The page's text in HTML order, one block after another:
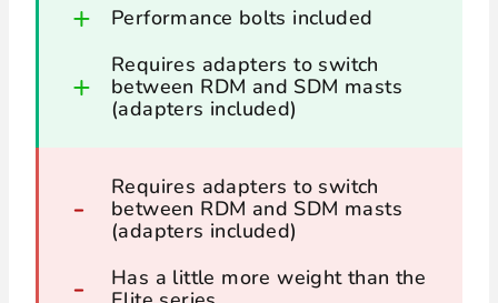
Performance bolts included
Requires adapters to switch
between RDM and SDM masts
(adapters included)
Requires adapters to switch
between RDM and SDM masts
(adapters included)
Has a little more weight than the